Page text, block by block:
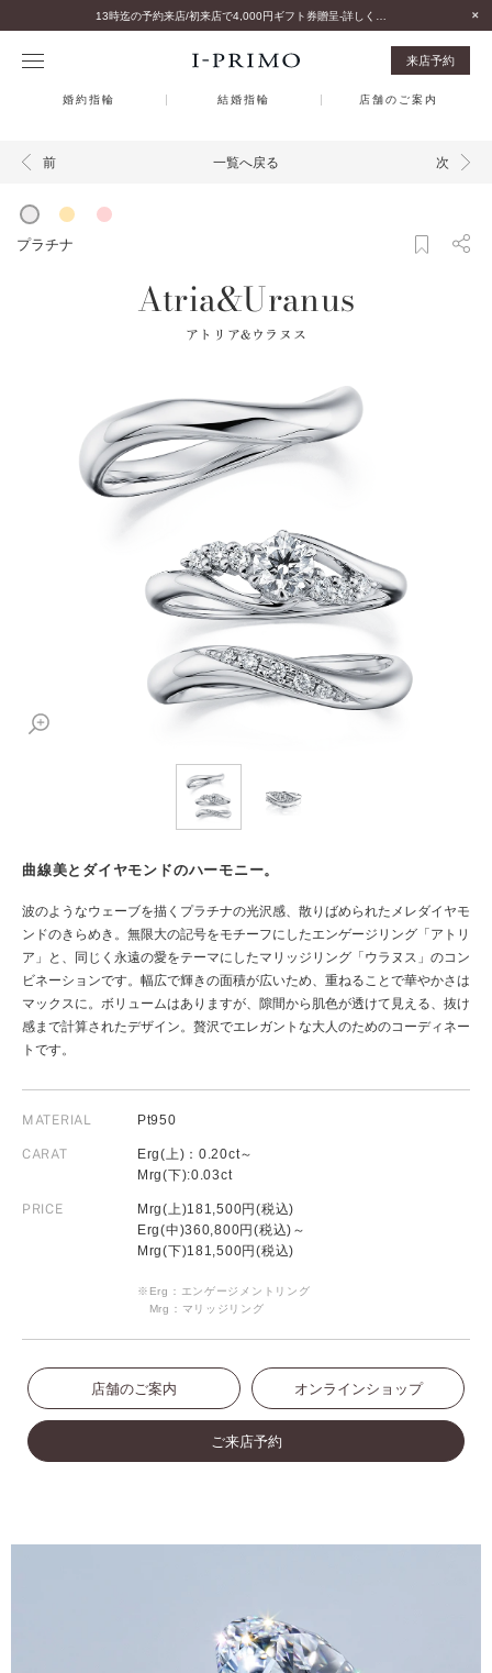
来店予約
婚約指輪 結婚指輪 店舗のご案内
前 一覧へ戻る 次
プラチナ
Atria&Uranus
アトリア&ウラヌス
曲線美とダイヤモンドのハーモニー。
波のようなウェーブを描くプラチナの光沢感、散りばめられたメレダイヤモ
ンドのきらめき。無限大の記号をモチーフにしたエンゲージリング「アトリ
ア」と、同じく永遠の愛をテーマにしたマリッジリング「ウラヌス」のコン
ビネーションです。幅広で輝きの面積が広いため、重ねることで華やかさは
マックスに。ボリュームはありますが、隙間から肌色が透けて見える、抜け
感まで計算されたデザイン。贅沢でエレガントな大人のためのコーディネー
トです。
MATERIAL Pt950
CARAT
Erg(上)：0.20ct～
Mrg(下):0.03ct
PRICE
Mrg(上)181,500円(税込)
Erg(中)360,800円(税込)～
Mrg(下)181,500円(税込)
※Erg：エンゲージメントリング
Mrg：マリッジリング
店舗のご案内 オンラインショップ
ご来店予約